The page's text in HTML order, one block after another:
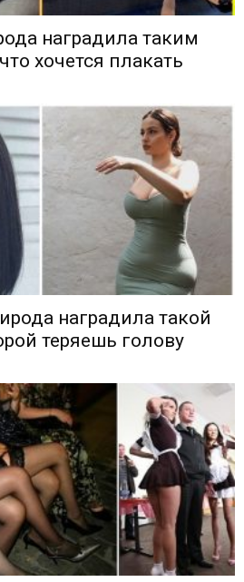
наградила таким
хочется плакать
наградила такой
теряешь голову